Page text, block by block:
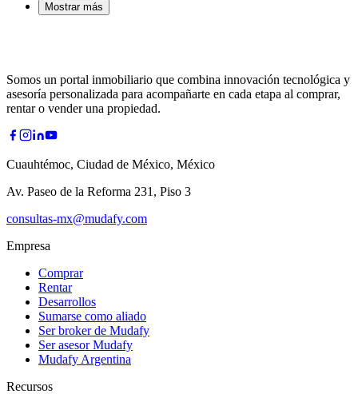
Mostrar más
Somos un portal inmobiliario que combina innovación tecnológica y
asesoría personalizada para acompañarte en cada etapa al comprar,
rentar o vender una propiedad.
Cuauhtémoc, Ciudad de México, México
Av. Paseo de la Reforma 231, Piso 3
consultas-mx@mudafy.com
Empresa
Comprar
Rentar
Desarrollos
Sumarse como aliado
Ser broker de Mudafy
Ser asesor Mudafy
Mudafy Argentina
Recursos